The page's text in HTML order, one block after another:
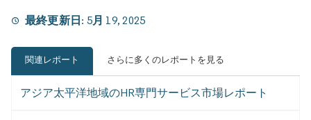
最終更新日: 5月 19, 2025
関連レポート さらに多くのレポートを見る
アジア太平洋地域のHR専門サービス市場レポート